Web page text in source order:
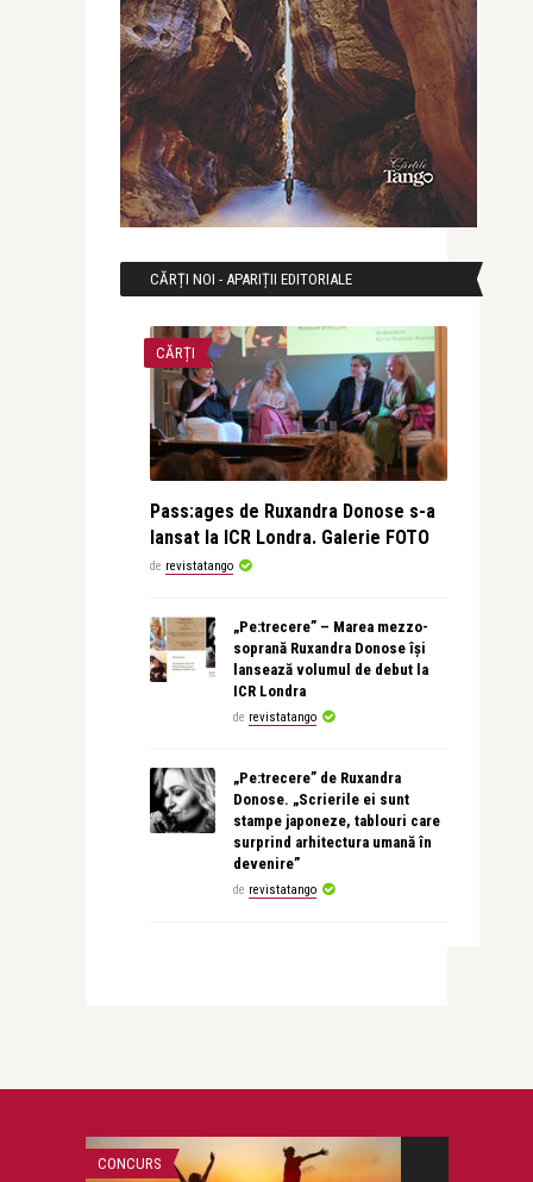
CĂRȚI NOI - APARIȚII EDITORIALE
CĂRȚI
Pass:ages de Ruxandra Donose s-a
lansat la ICR Londra. Galerie FOTO
de revistatango
„Pe:trecere” – Marea mezzo-
soprană Ruxandra Donose își
lansează volumul de debut la
ICR Londra
de revistatango
„Pe:trecere” de Ruxandra
Donose. „Scrierile ei sunt
stampe japoneze, tablouri care
surprind arhitectura umană în
devenire”
de revistatango
CONCURS